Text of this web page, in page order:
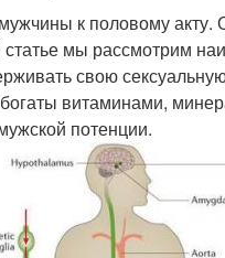
к половому акту.
мы рассмотрим
свою
витаминами,
потенции.